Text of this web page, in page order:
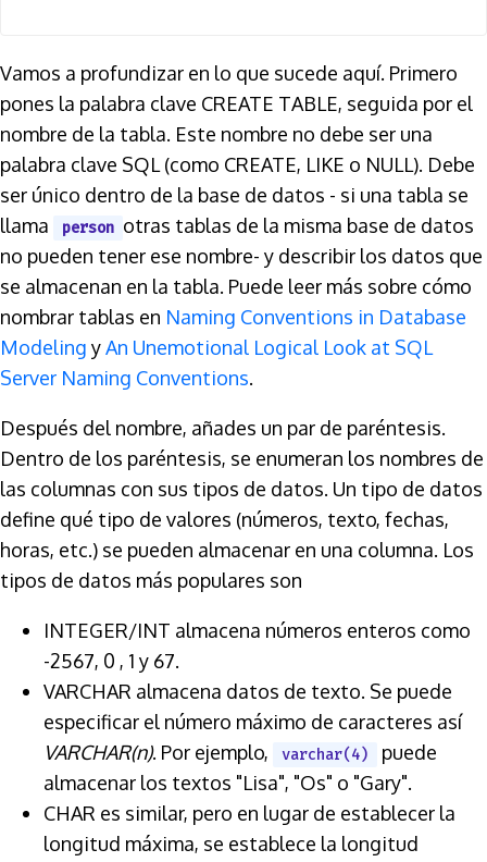
Vamos a profundizar en lo que sucede aquí. Primero
pones la palabra clave CREATE TABLE, seguida por el
nombre de la tabla. Este nombre no debe ser una
palabra clave SQL (como CREATE, LIKE o NULL). Debe
ser único dentro de la base de datos - si una tabla se
llama
person otras tablas de la misma base de datos
no pueden tener ese nombre- y describir los datos que
se almacenan en la tabla. Puede leer más sobre cómo
nombrar tablas en Naming Conventions in Database
Modeling yAn Unemotional Logical Look at SQL
Server Naming Conventions.
Después del nombre, añades un par de paréntesis.
Dentro de los paréntesis, se enumeran los nombres de
las columnas con sus tipos de datos. Un tipo de datos
define qué tipo de valores (números, texto, fechas,
horas, etc.) se pueden almacenar en una columna. Los
tipos de datos más populares son
INTEGER/INT almacena números enteros como
-2567, 0 , 1 y 67.
VARCHAR almacena datos de texto. Se puede
especificar el número máximo de caracteres así
VARCHAR(n). Por ejemplo, varchar(4)
puede
almacenar los textos "Lisa", "Os" o "Gary".
CHAR es similar, pero en lugar de establecer la
longitud máxima, se establece la longitud